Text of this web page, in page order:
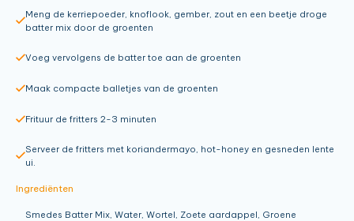
Meng de kerriepoeder, knoflook, gember, zout en een beetje droge
batter mix door de groenten
Voeg vervolgens de batter toe aan de groenten
Maak compacte balletjes van de groenten
Frituur de fritters 2-3 minuten
Serveer de fritters met koriandermayo, hot-honey en gesneden lente
ui.
Ingrediënten
Smedes Batter Mix, Water, Wortel, Zoete aardappel, Groene